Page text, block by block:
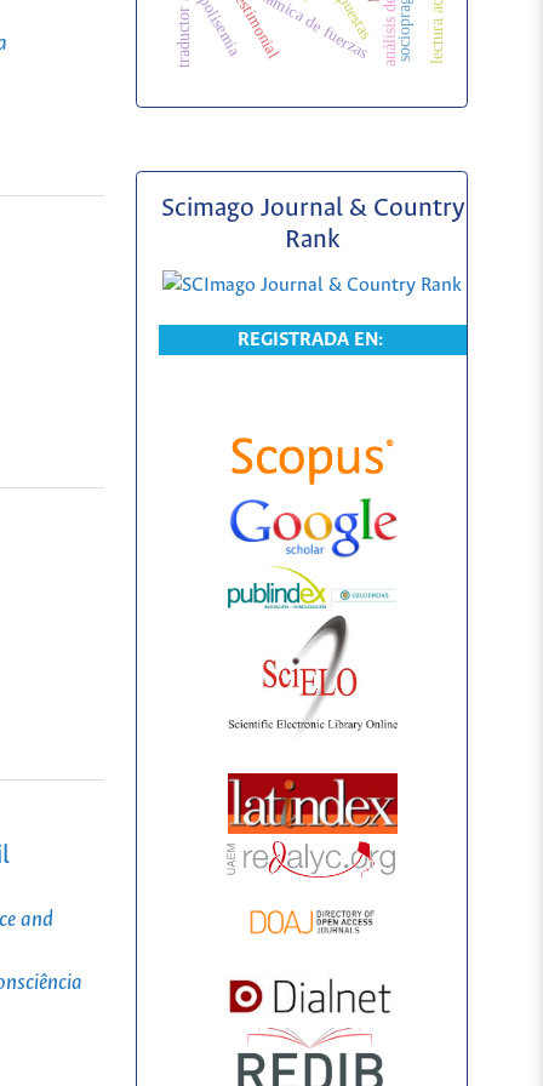
and
dinámica de fuerzas
polisemia
Scimago Journal & Country
Rank
REGISTRADA EN: